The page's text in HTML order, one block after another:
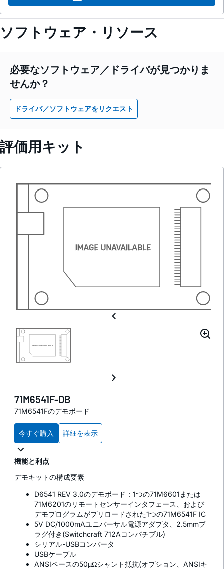
ソフトウェア・リソース
必要なソフトウェア／ドライバが見つかりま
せんか？
ドライバ／ソフトウェアをリクエスト
評価用キット
71M6541F-DB
71M6541Fのデモボード
今すぐ購入 詳細を表示
機能と利点
デモキットの構成要素
D6541 REV 3.0のデモボード：1つの71M6601または
71M6201のリモートセンサーインタフェース、および
デモプログラムがプリロードされた1つの71M6541F IC
5V DC/1000mAユニバーサル電源アダプタ、2.5mmプ
ラグ付き(Switchcraft 712Aコンパチブル)
シリアル-USBコンバータ
USBケーブル
ANSIベースの50µΩシャント抵抗(オプション、ANSIキ